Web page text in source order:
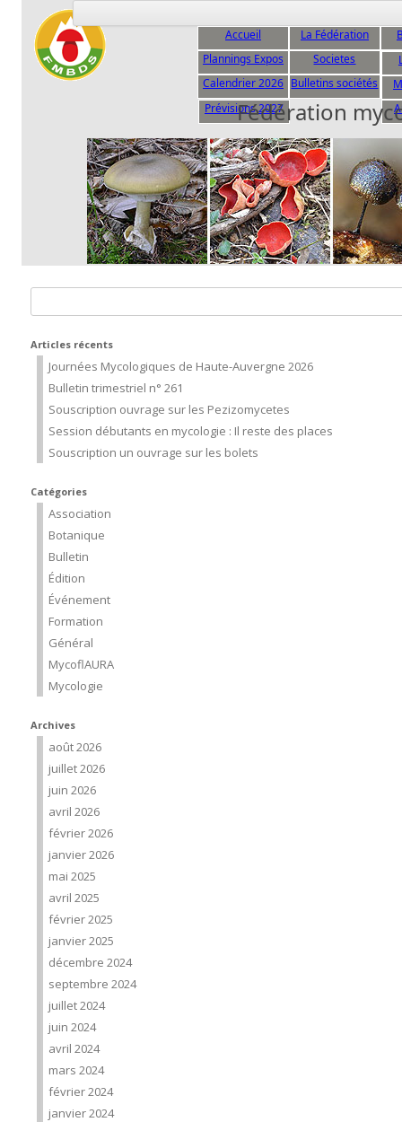
Accueil La Fédération
Plannings Expos Societes
Calendrier 2026
Prévisions 2027
Bulletins sociétés
Fédération
Articles récents
Journées Mycologiques de Haute-Auvergne 2026
Bulletin trimestriel n° 261
Souscription ouvrage sur les Pezizomycetes
Session débutants en mycologie : Il reste des places
Souscription un ouvrage sur les bolets
Catégories
Association
Botanique
Bulletin
Édition
Événement
Formation
Général
MycoflAURA
Mycologie
Archives
août 2026
juillet 2026
juin 2026
avril 2026
février 2026
janvier 2026
mai 2025
avril 2025
février 2025
janvier 2025
décembre 2024
septembre 2024
juillet 2024
juin 2024
avril 2024
mars 2024
février 2024
janvier 2024